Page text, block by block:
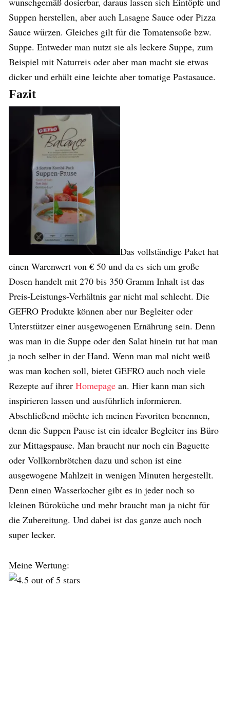
Suppen herstellen, aber auch Lasagne Sauce oder Pizza
Sauce würzen. Gleiches gilt für die Tomatensoße bzw.
Suppe. Entweder man nutzt sie als leckere Suppe, zum
Beispiel mit Naturreis oder aber man macht sie etwas
dicker und erhält eine leichte aber tomatige Pastasauce.
Fazit
Das vollständige Paket hat
einen Warenwert von € 50 und da es sich um große
Dosen handelt mit 270 bis 350 Gramm Inhalt ist das
Preis-Leistungs-Verhältnis gar nicht mal schlecht. Die
GEFRO Produkte können aber nur Begleiter oder
Unterstützer einer ausgewogenen Ernährung sein. Denn
was man in die Suppe oder den Salat hinein tut hat man
ja noch selber in der Hand. Wenn man mal nicht weiß
was man kochen soll, bietet GEFRO auch noch viele
Rezepte auf ihrer Homepage an. Hier kann man sich
inspirieren lassen und ausführlich informieren.
Abschließend möchte ich meinen Favoriten benennen,
denn die Suppen Pause ist ein idealer Begleiter ins Büro
zur Mittagspause. Man braucht nur noch ein Baguette
oder Vollkornbrötchen dazu und schon ist eine
ausgewogene Mahlzeit in wenigen Minuten hergestellt.
Denn einen Wasserkocher gibt es in jeder noch so
kleinen Büroküche und mehr braucht man ja nicht für
die Zubereitung. Und dabei ist das ganze auch noch
super lecker.
Meine Wertung: